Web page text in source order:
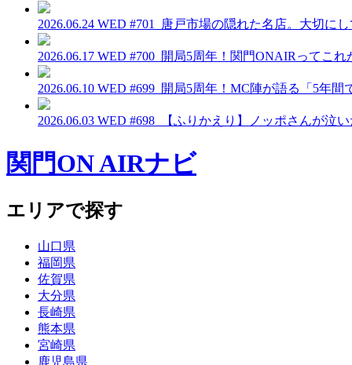
2026.06.24 WED #701_唐戸市場の隠れた名店。大切
2026.06.17 WED #700_開局5周年！関門ONAIRってこ
2026.06.10 WED #699_開局5周年！MC陣が語る「5年
2026.06.03 WED #698_【ふりかえり】ノッポさんが泣
関門ON AIRナビ
エリアで探す
山口県
福岡県
佐賀県
大分県
長崎県
熊本県
宮崎県
鹿児島県